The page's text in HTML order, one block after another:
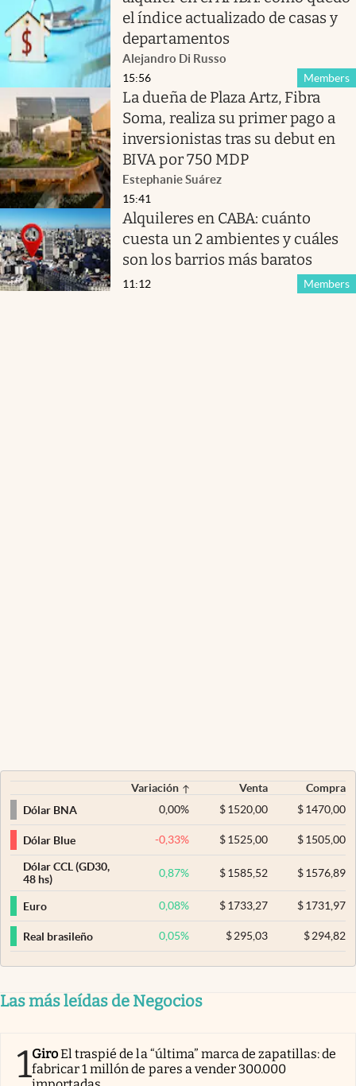
el índice actualizado de casas y
departamentos
Alejandro Di Russo
Members
15:56
La dueña de Plaza Artz, Fibra
Soma, realiza su primer pago a
inversionistas tras su debut en
BIVA por 750 MDP
Estephanie Suárez
15:41
Alquileres en CABA: cuánto
cuesta un 2 ambientes y cuáles
son los barrios más baratos
Members
11:12
Variación Venta
Compra
Dólar BNA
0,00% $ 1520,00 $1470,00
Dólar Blue -0,33% $ 1525,00 $1505,00
Dólar CCL (GD30,
48 hs)
0,87% $ 1585,52 $1576,89
Euro 0,08% $ 1733,27 $1731,97
Real brasileño 0,05% $295,03 $294,82
Las más leídas de Negocios
1GiroEl traspié de la “última” marca de zapatillas: de
fabricar 1 millón de pares a vender 300.000